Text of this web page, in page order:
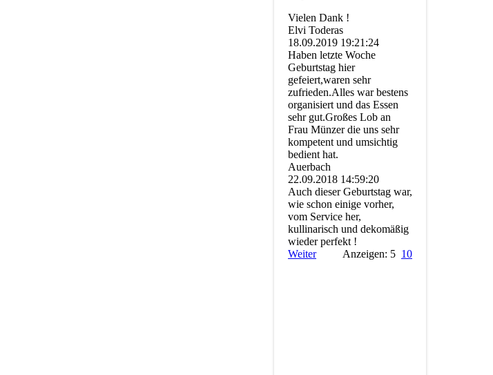
Vielen Dank !
Elvi Toderas
18.09.2019 19:21:24
Haben letzte Woche
Geburtstag hier
gefeiert,waren sehr
zufrieden.Alles war bestens
organisiert und das Essen
sehr gut.Großes Lob an
Frau Münzer die uns sehr
kompetent und umsichtig
bedient hat.
Auerbach
22.09.2018 14:59:20
Auch dieser Geburtstag war,
wie schon einige vorher,
vom Service her,
kullinarisch und dekomäßig
wieder perfekt !
Weiter
Anzeigen: 5 10